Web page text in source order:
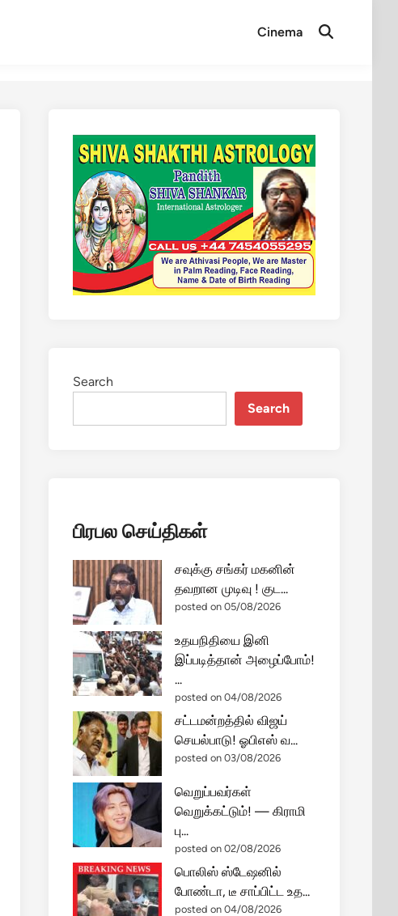
Cinema
Open
Search
Search
பிரபல செய்திகள்
சவுக்கு சங்கர் மகனின்
தவறான முடிவு ! குட...
posted on 05/08/2026
உதயநிதியை இனி
இப்படித்தான் அழைப்போம்!
...
posted on 04/08/2026
சட்டமன்றத்தில் விஜய்
செயல்பாடு! ஓபிஎஸ் வ...
posted on 03/08/2026
வெறுப்பவர்கள்
வெறுக்கட்டும்! — கிராமி
பு...
posted on 02/08/2026
பொலிஸ் ஸ்டேஷனில்
போண்டா, டீ சாப்பிட்ட உத...
posted on 04/08/2026